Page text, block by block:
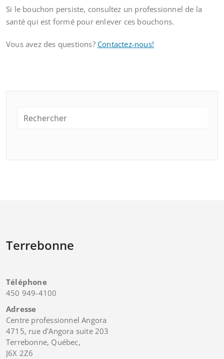
Si le bouchon persiste, consultez un professionnel de la
santé qui est formé pour enlever ces bouchons.
Vous avez des questions? Contactez-nous!
Terrebonne
Téléphone
450 949-4100
Adresse
Centre professionnel Angora
4715, rue d'Angora suite 203
Terrebonne, Québec,
J6X 2Z6